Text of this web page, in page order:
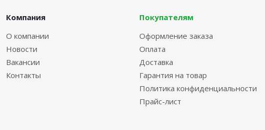
Компания
О компании
Новости
Вакансии
Контакты
Покупателям
Оформление заказа
Оплата
Доставка
Гарантия на товар
Политика конфиденциальности
Прайс-лист